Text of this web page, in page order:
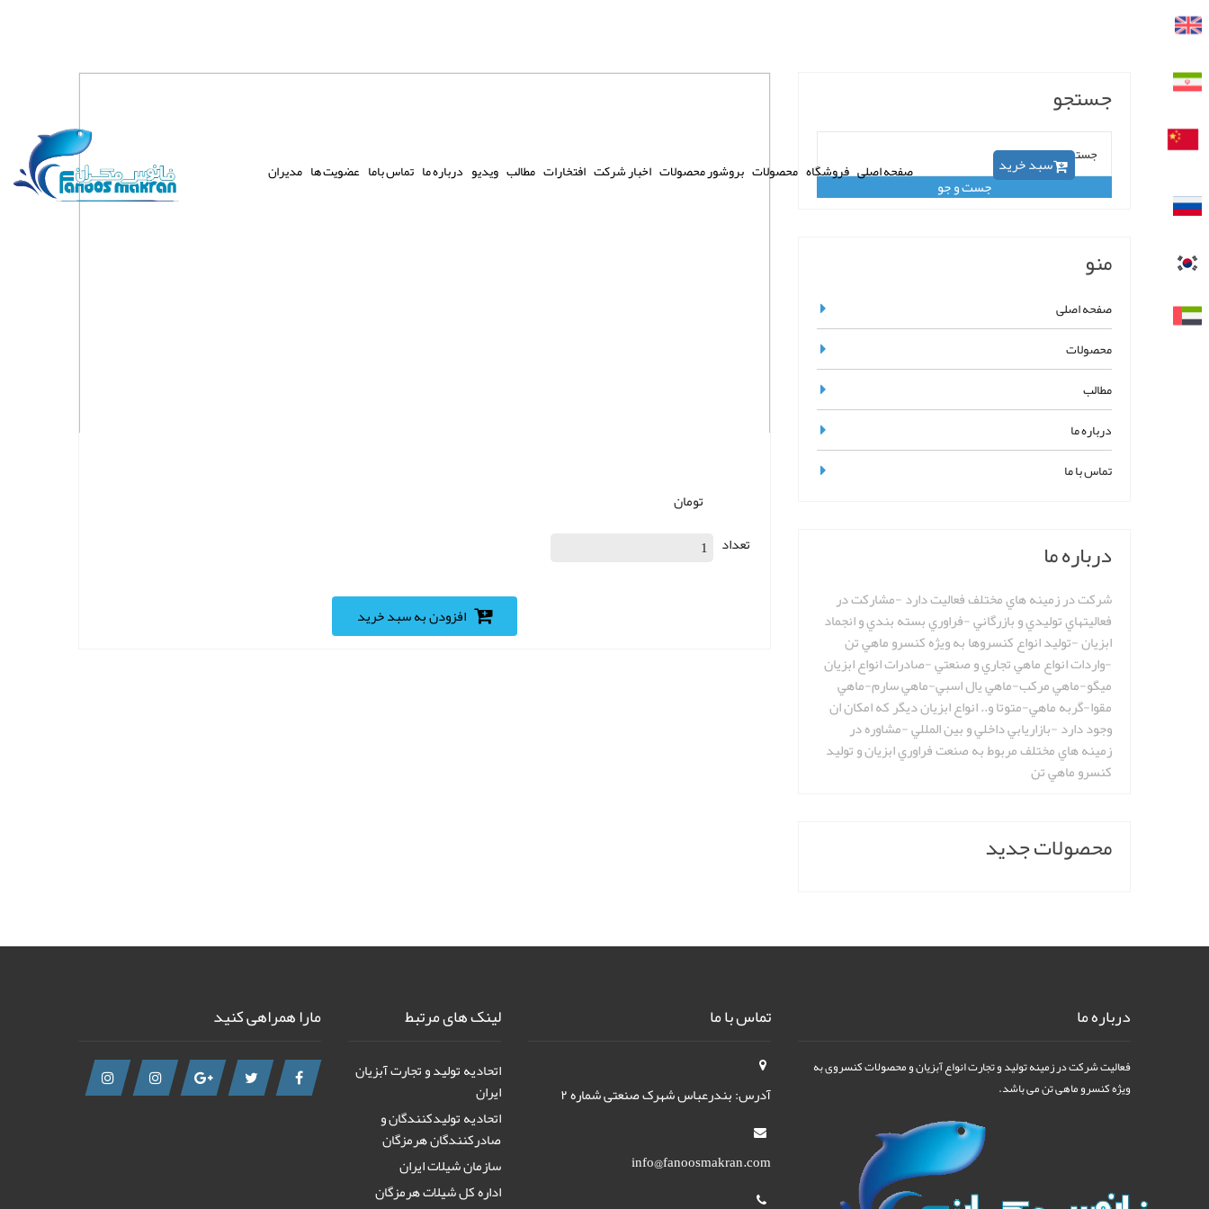
مدیران عضویت ها تماس باما درباره ما ویدیو مطالب افتخارات اخبار شرکت بروشور محصولات محصولات فروشگاه صفحه اصلی سبد خرید
تومان
تعداد
جستجو
منو
صفحه اصلی
محصولات
مطالب
درباره ما
تماس با ما
درباره ما
شركت در زمينه هاي مختلف فعاليت دارد -مشاركت در
فعاليتهاي توليدي و بازرگاني -فراوري بسته بندي و انجماد
ابزيان -توليد انواع كنسروها به ويژه كنسرو ماهي تن
-واردات انواع ماهي تجاري و صنعتي -صادرات انواع ابزيان
ميگو-ماهي مركب-ماهي يال اسبي-ماهي سارم-ماهي
مقوا-گربه ماهي-متوتا و.. انواع ابزيان ديگر كه امكان ان
وجود دارد -بازاريابي داخلي و بين المللي -مشاوره در
زمينه هاي مختلف مربوط به صنعت فراوري ابزيان و توليد
كنسرو ماهي تن
محصولات جدید
درباره ما
فعالیت شرکت در زمینه تولید و تجارت انواع آبزیان و محصولات کنسروی به
ویژه کنسرو ماهی تن می باشد.
تماس با ما
آدرس: بندرعباس شهرک صنعتی شماره ۲
info@fanoosmakran.com
لینک های مرتبط
اتحادیه تولید و تجارت آبزیان
ایران
اتحادیه تولیدکنندگان و
صادرکنندگان هرمزگان
سازمان شیلات ایران
اداره کل شیلات هرمزگان
مارا همراهی کنید